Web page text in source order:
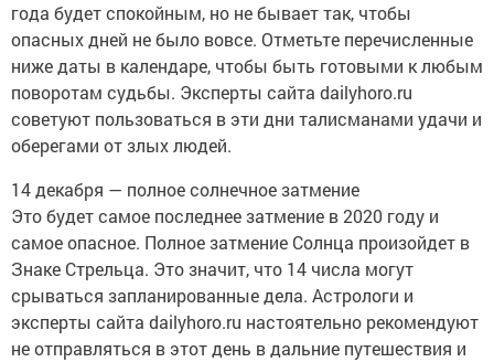
года будет спокойным, но не бывает так, чтобы
опасных дней не было вовсе. Отметьте перечисленные
ниже даты в календаре, чтобы быть готовыми к любым
поворотам судьбы. Эксперты сайта dailyhoro.ru
советуют пользоваться в эти дни талисманами удачи и
оберегами от злых людей.
14 декабря — полное солнечное затмение
Это будет самое последнее затмение в 2020 году и
самое опасное. Полное затмение Солнца произойдет в
Знаке Стрельца. Это значит, что 14 числа могут
срываться запланированные дела. Астрологи и
эксперты сайта dailyhoro.ru настоятельно рекомендуют
не отправляться в этот день в дальние путешествия и